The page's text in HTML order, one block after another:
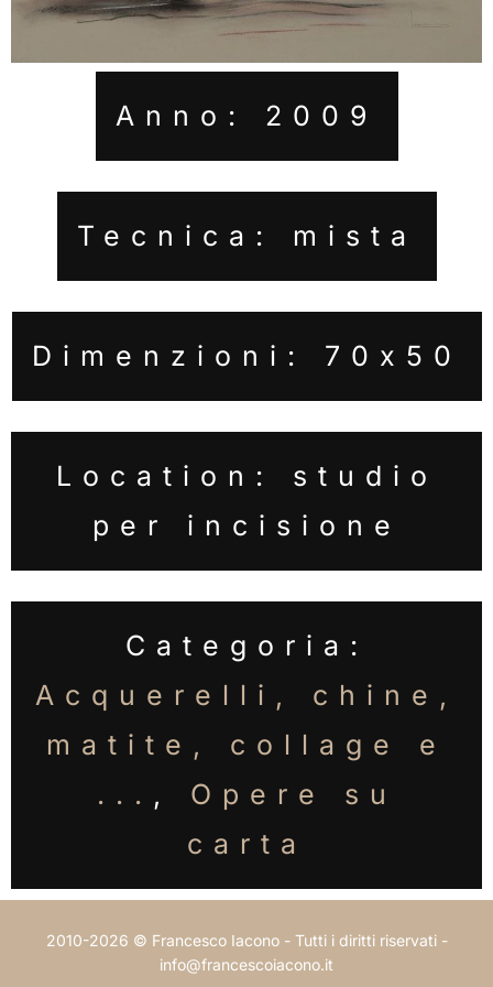
Anno: 2009
Tecnica: mista
Dimenzioni: 70x50
Location: studio
per incisione
Categoria:
Acquerelli, chine,
matite, collage e
... , Opere su
carta
2010-2026 © Francesco Iacono - Tutti i diritti riservati -
info@francescoiacono.it